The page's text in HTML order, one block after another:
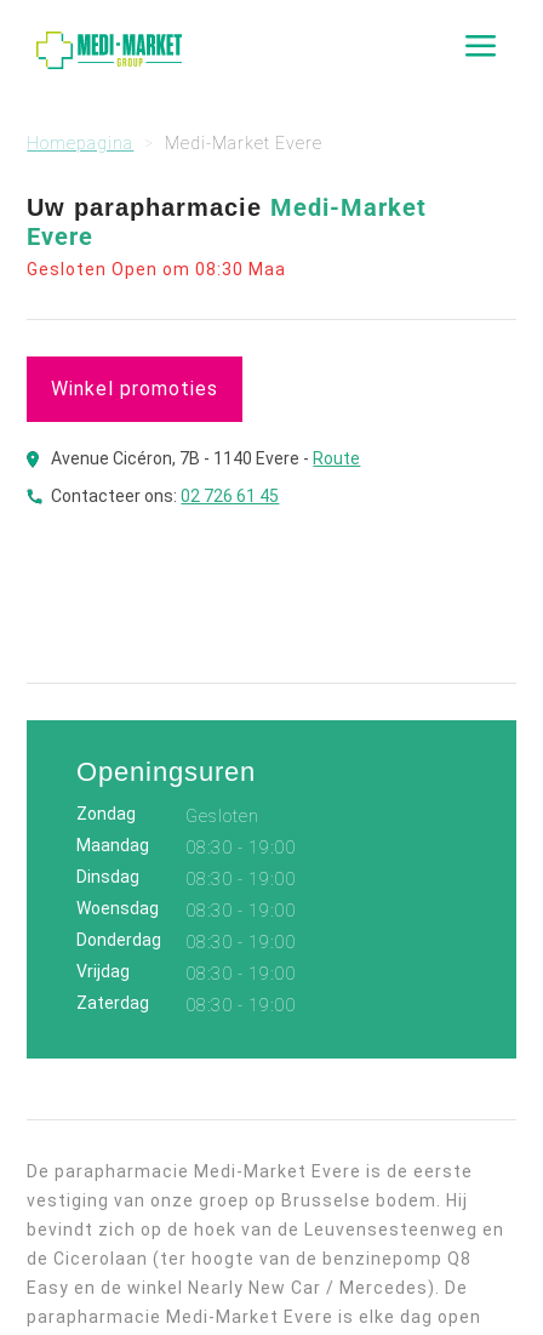
a
Homepagina Medi-Market Evere
Uw parapharmacie Medi-Market
Evere
Gesloten Open om 08:30 Maa
Winkel promoties
Avenue Cicéron, 7B - 1140 Evere - Route
Contacteer ons:02 726 61 45
Openingsuren
Zondag
Gesloten
Maandag
08:30 - 19:00
Dinsdag
08:30 - 19:00
Woensdag
08:30 - 19:00
Donderdag
08:30 - 19:00
Vrijdag
08:30 - 19:00
Zaterdag
08:30 - 19:00
De parapharmacie Medi-Market Evere is de eerste
vestiging van onze groep op Brusselse bodem. Hij
bevindt zich op de hoek van de Leuvensesteenweg en
de Cicerolaan (ter hoogte van de benzinepomp Q8
Easy en de winkel Nearly New Car / Mercedes). De
parapharmacie Medi-Market Evere is elke dag open